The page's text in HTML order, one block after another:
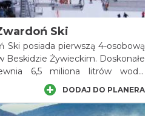
Ski
Ski posiada pierwszą 4-osobową
Beskidzie Żywieckim. Doskonałe
6,5 miliona litrów wody,
na szczycie Małego
armatkami do naśnieżania i
Małęgo Rachowca są
DODAJ DO PLANERA